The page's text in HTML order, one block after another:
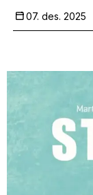
07. des. 2025